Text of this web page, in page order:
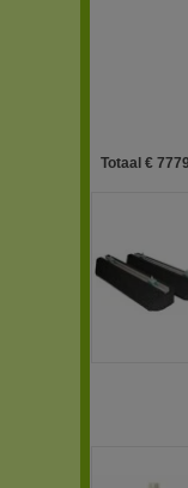
Totaal €